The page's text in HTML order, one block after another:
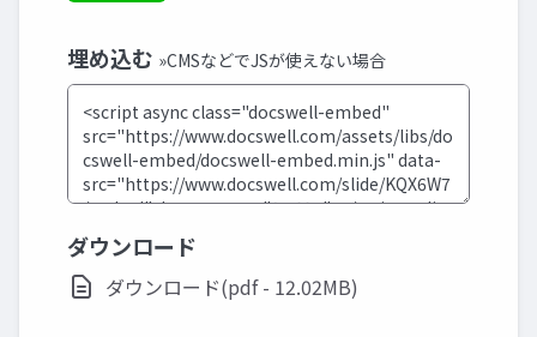
埋め込む »CMSなどでJSが使えない場合
ダウンロード
ダウンロード(pdf - 12.02MB)